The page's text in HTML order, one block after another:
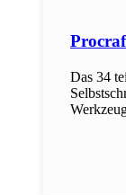
Das 34